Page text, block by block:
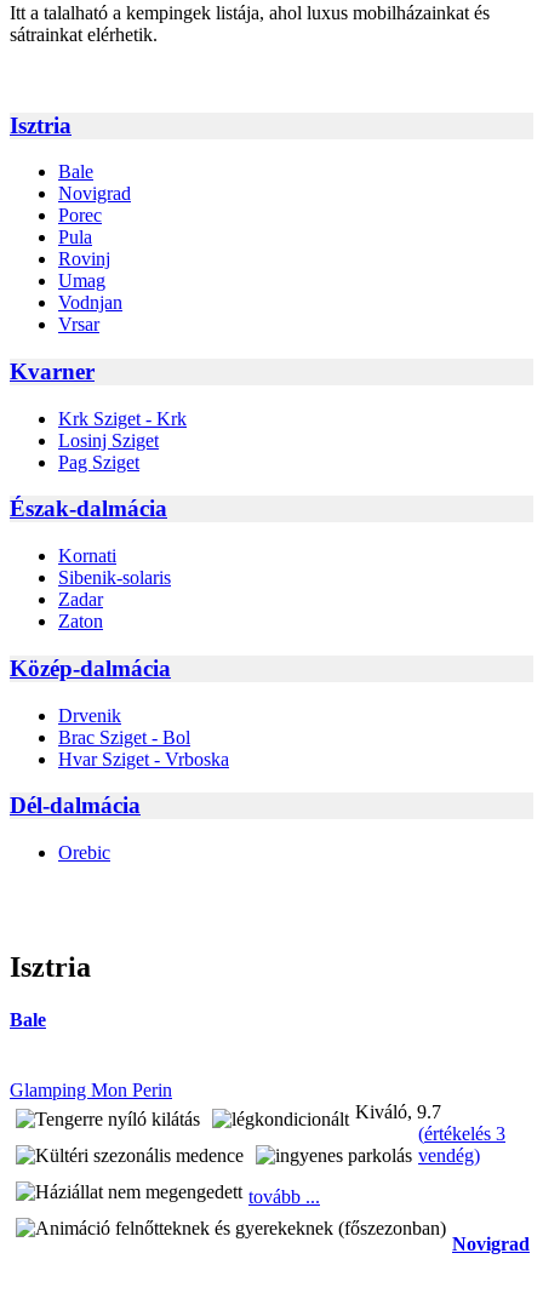
Itt a talalható a kempingek listája, ahol luxus mobilházainkat és
sátrainkat elérhetik.
Isztria
Bale
Novigrad
Porec
Pula
Rovinj
Umag
Vodnjan
Vrsar
Kvarner
Krk Sziget - Krk
Losinj Sziget
Pag Sziget
Észak-dalmácia
Kornati
Sibenik-solaris
Zadar
Zaton
Közép-dalmácia
Drvenik
Brac Sziget - Bol
Hvar Sziget - Vrboska
Dél-dalmácia
Orebic
Isztria
Bale
Glamping Mon Perin
Kiváló, 9.7
(értékelés 3
vendég)
tovább ...
Novigrad